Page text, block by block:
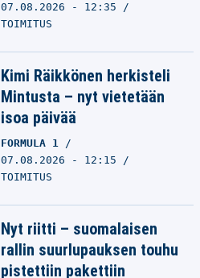
07.08.2026 - 12:35
TOIMITUS
Kimi Räikkönen herkisteli
Mintusta – nyt vietetään
isoa päivää
FORMULA 1
07.08.2026 - 12:15
TOIMITUS
Nyt riitti – suomalaisen
rallin suurlupauksen touhu
pistettiin pakettiin